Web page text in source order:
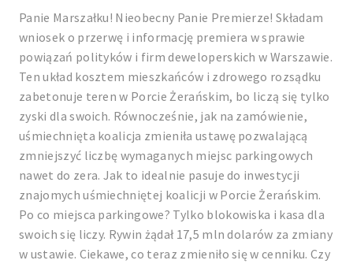
Panie Marszałku! Nieobecny Panie Premierze! Składam
wniosek o przerwę i informację premiera w sprawie
powiązań polityków i firm deweloperskich w Warszawie.
Ten układ kosztem mieszkańców i zdrowego rozsądku
zabetonuje teren w Porcie Żerańskim, bo liczą się tylko
zyski dla swoich. Równocześnie, jak na zamówienie,
uśmiechnięta koalicja zmieniła ustawę pozwalającą
zmniejszyć liczbę wymaganych miejsc parkingowych
nawet do zera. Jak to idealnie pasuje do inwestycji
znajomych uśmiechniętej koalicji w Porcie Żerańskim.
Po co miejsca parkingowe? Tylko blokowiska i kasa dla
swoich się liczy. Rywin żądał 17,5 mln dolarów za zmiany
w ustawie. Ciekawe, co teraz zmieniło się w cenniku. Czy